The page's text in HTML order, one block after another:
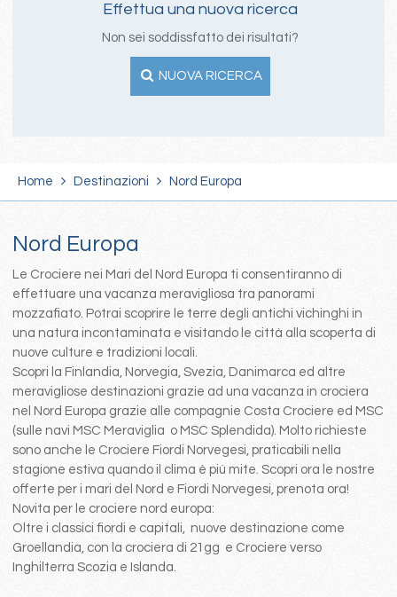
Effettua una nuova ricerca
Non sei soddissfatto dei risultati?
NUOVA RICERCA
Home Destinazioni Nord Europa
Nord Europa
Le Crociere nei Mari del Nord Europa ti consentiranno di
effettuare una vacanza meravigliosa tra panorami
mozzafiato. Potrai scoprire le terre degli antichi vichinghi in
una natura incontaminata e visitando le città alla scoperta di
nuove culture e tradizioni locali.
Scopri la Finlandia, Norvegia, Svezia, Danimarca ed altre
meravigliose destinazioni grazie ad una vacanza in crociera
nel Nord Europa grazie alle compagnie Costa Crociere ed MSC
(sulle navi MSC Meraviglia o MSC Splendida). Molto richieste
sono anche le Crociere Fiordi Norvegesi, praticabili nella
stagione estiva quando il clima è più mite. Scopri ora le nostre
offerte per i mari del Nord e Fiordi Norvegesi, prenota ora!
Novita per le crociere nord europa:
Oltre i classici fiordi e capitali, nuove destinazione come
Groellandia, con la crociera di 21gg e Crociere verso
Inghilterra Scozia e Islanda.